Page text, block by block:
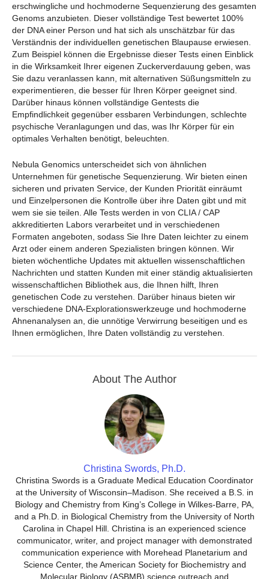
erschwingliche und hochmoderne Sequenzierung des gesamten
Genoms anzubieten. Dieser vollständige Test bewertet 100%
der DNA einer Person und hat sich als unschätzbar für das
Verständnis der individuellen genetischen Blaupause erwiesen.
Zum Beispiel können die Ergebnisse dieser Tests einen Einblick
in die Wirksamkeit Ihrer eigenen Zuckerverdauung geben, was
Sie dazu veranlassen kann, mit alternativen Süßungsmitteln zu
experimentieren, die besser für Ihren Körper geeignet sind.
Darüber hinaus können vollständige Gentests die
Empfindlichkeit gegenüber essbaren Verbindungen, schlechte
psychische Veranlagungen und das, was Ihr Körper für ein
optimales Verhalten benötigt, beleuchten.
Nebula Genomics unterscheidet sich von ähnlichen
Unternehmen für genetische Sequenzierung. Wir bieten einen
sicheren und privaten Service, der Kunden Priorität einräumt
und Einzelpersonen die Kontrolle über ihre Daten gibt und mit
wem sie sie teilen. Alle Tests werden in von CLIA / CAP
akkreditierten Labors verarbeitet und in verschiedenen
Formaten angeboten, sodass Sie Ihre Daten leichter zu einem
Arzt oder einem anderen Spezialisten bringen können. Wir
bieten wöchentliche Updates mit aktuellen wissenschaftlichen
Nachrichten und statten Kunden mit einer ständig aktualisierten
wissenschaftlichen Bibliothek aus, die Ihnen hilft, Ihren
genetischen Code zu verstehen. Darüber hinaus bieten wir
verschiedene DNA-Explorationswerkzeuge und hochmoderne
Ahnenanalysen an, die unnötige Verwirrung beseitigen und es
Ihnen ermöglichen, Ihre Daten vollständig zu verstehen.
About The Author
Christina Swords, Ph.D.
Christina Swords is a Graduate Medical Education Coordinator
at the University of Wisconsin–Madison. She received a B.S. in
Biology and Chemistry from King’s College in Wilkes-Barre, PA,
and a Ph.D. in Biological Chemistry from the University of North
Carolina in Chapel Hill. Christina is an experienced science
communicator, writer, and project manager with demonstrated
communication experience with Morehead Planetarium and
Science Center, the American Society for Biochemistry and
Molecular Biology (ASBMB) science outreach and